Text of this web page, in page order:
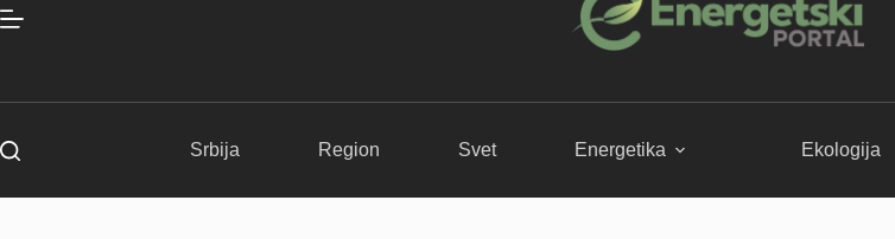
Srbija Region Svet Energetika Ekologija